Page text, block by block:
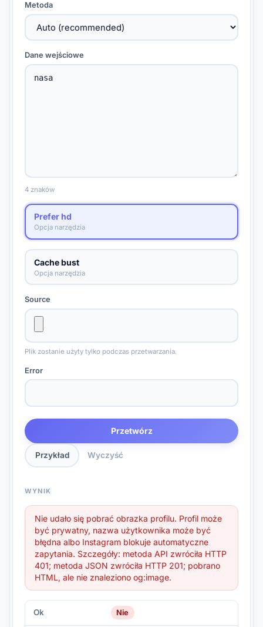
Metoda
Dane wejściowe
4 znaków
Prefer hd
Opcja narzędzia
Cache bust
Opcja narzędzia
Source
Plik zostanie użyty tylko podczas przetwarzania.
Error
Przetwórz
Przykład Wyczyść
WYNIK
Nie udało się pobrać obrazka profilu. Profil może
być prywatny, nazwa użytkownika może być
błędna albo Instagram blokuje automatyczne
zapytania. Szczegóły: metoda API zwróciła HTTP
401; metoda JSON zwróciła HTTP 201; pobrano
HTML, ale nie znaleziono og:image.
Ok Nie